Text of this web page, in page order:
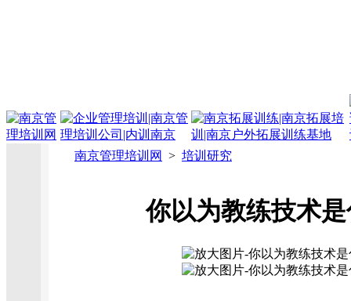
南京管理培训网 > 培训研究
你以为教练技术